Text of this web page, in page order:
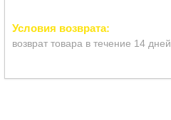
возврат товара в течение 14 дней